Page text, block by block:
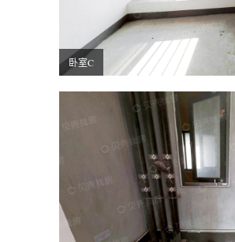
卧室C